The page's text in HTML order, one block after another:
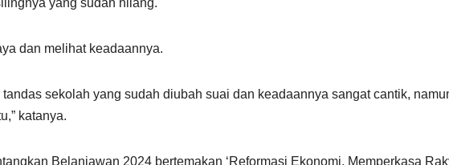
dan melihat keadaannya.
sekolah yang sudah diubah suai dan keadaannya sangat cantik,
katanya.
Belanjawan 2024 bertemakan ‘Reformasi Ekonomi, Memperkasa